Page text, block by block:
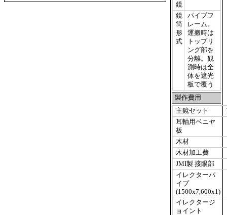
鏡
鏡
筒
形
式
パイプフ
レーム。
運搬時は
トップリ
ング部を
分離。観
測時は全
体を遮光
板で覆う
製作費用
主鏡セット
耳軸用ベニヤ
板
木材
木材加工費
JMI製 接眼部
イレクターパ
イプ
(1500x7,600x1)
イレクタージ
ョイント